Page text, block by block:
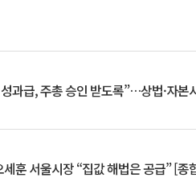
과급, 주총 승인 받도록”…상법·자본
훈 서울시장 “집값 해법은 공급” [종